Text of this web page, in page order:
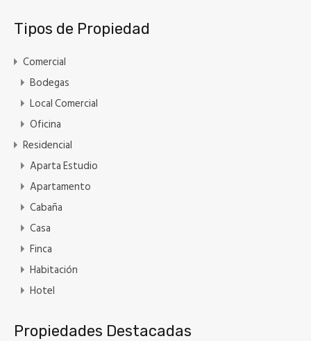
Tipos de Propiedad
Comercial
Bodegas
Local Comercial
Oficina
Residencial
Aparta Estudio
Apartamento
Cabaña
Casa
Finca
Habitación
Hotel
Propiedades Destacadas